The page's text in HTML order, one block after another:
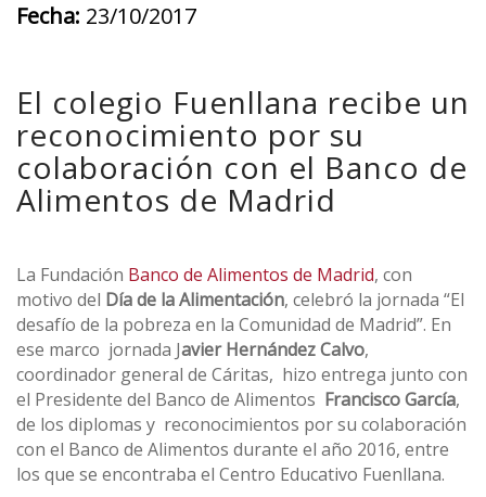
Fecha: 23/10/2017
El colegio Fuenllana recibe un
reconocimiento por su
colaboración con el Banco de
Alimentos de Madrid
La Fundación Banco de Alimentos de Madrid, con
motivo del Día de la Alimentación, celebró la jornada “El
desafío de la pobreza en la Comunidad de Madrid”. En
ese marco jornada Javier Hernández Calvo,
coordinador general de Cáritas, hizo entrega junto con
el Presidente del Banco de Alimentos Francisco García,
de los diplomas y reconocimientos por su colaboración
con el Banco de Alimentos durante el año 2016, entre
los que se encontraba el Centro Educativo Fuenllana.